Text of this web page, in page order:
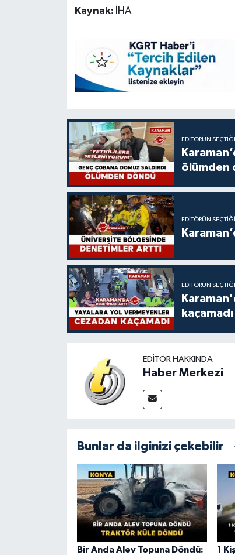
Kaynak: İHA
EDITÖRÜN SEÇTIĞI
ölümden
EDITÖRÜN SEÇTIĞI
EDITÖRÜN SEÇTIĞI
kaçamadı
EDITÖR HAKKINDA
Haber Merkezi
Bunlar da ilginizi çekebilir
Bir Anda Alev Topuna Döndü:
1